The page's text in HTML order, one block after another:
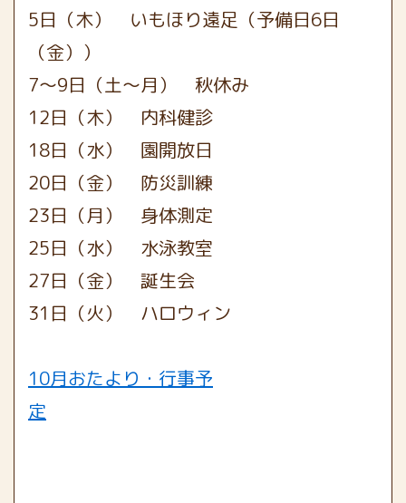
5日（木） いもほり遠足（予備日6日
（金））
7～9日（土～月） 秋休み
12日（木） 内科健診
18日（水） 園開放日
20日（金） 防災訓練
23日（月） 身体測定
25日（水） 水泳教室
27日（金） 誕生会
31日（火） ハロウィン
10月おたより・行事予
定